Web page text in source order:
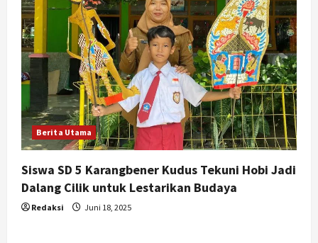
Berita Utama
Siswa SD 5 Karangbener Kudus Tekuni Hobi Jadi
Dalang Cilik untuk Lestarikan Budaya
Redaksi Juni 18, 2025